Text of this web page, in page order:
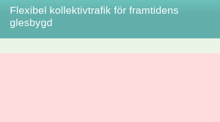
Flexibel kollektivtrafik för framtidens
glesbygd